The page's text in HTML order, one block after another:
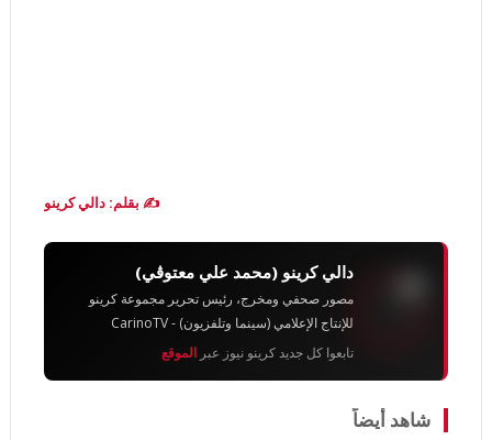
✍️ بقلم: دالي كرينو
دالي كرينو (محمد علي معتوڨي)
مصور صحفي ومخرج، رئيس تحرير مجموعة كرينو
للإنتاج الإعلامي (سينما وتلفزيون) - CarinoTV
تابعوا كل جديد كرينو نيوز عبر الموقع
شاهد أيضاً